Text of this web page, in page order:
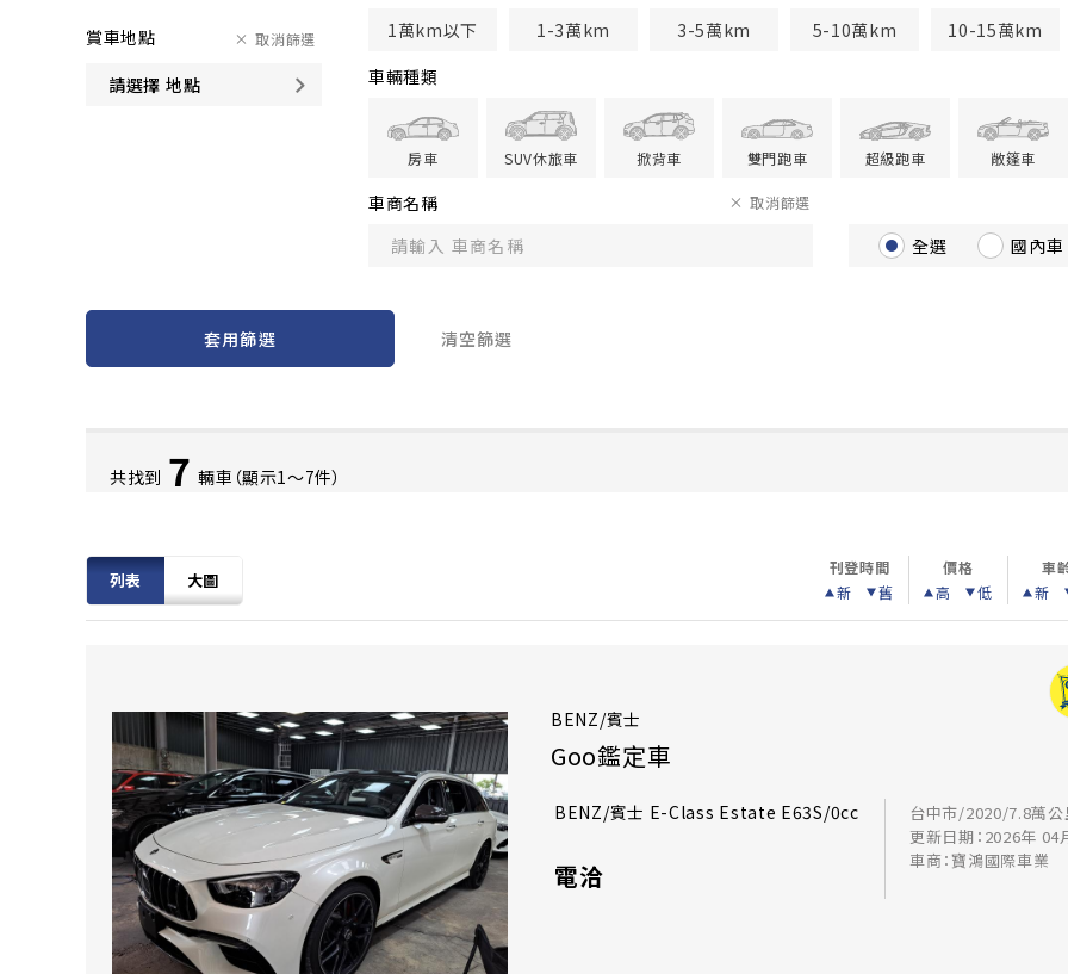
賞車地點
請選擇 地點
取消篩選
1萬km以下
1-3萬km 3-5萬km 5-10萬km
10-15萬km
車輛種類
房車 SUV休旅車 掀背車 雙門跑車 超級跑車 敞篷車
車商名稱 取消篩選
全選 國內車
套用篩選 清空篩選
共找到 7 輛車（顯示1〜7件）
列表 大圖
刊登時間
新
舊
價格
高
低
車
新
BENZ/賓士
Goo鑑定車
BENZ/賓士 E-Class Estate E63S/0cc
電洽
台中市/2020/7.8萬公
更新日期：2026年 04
車商：寶鴻國際車業